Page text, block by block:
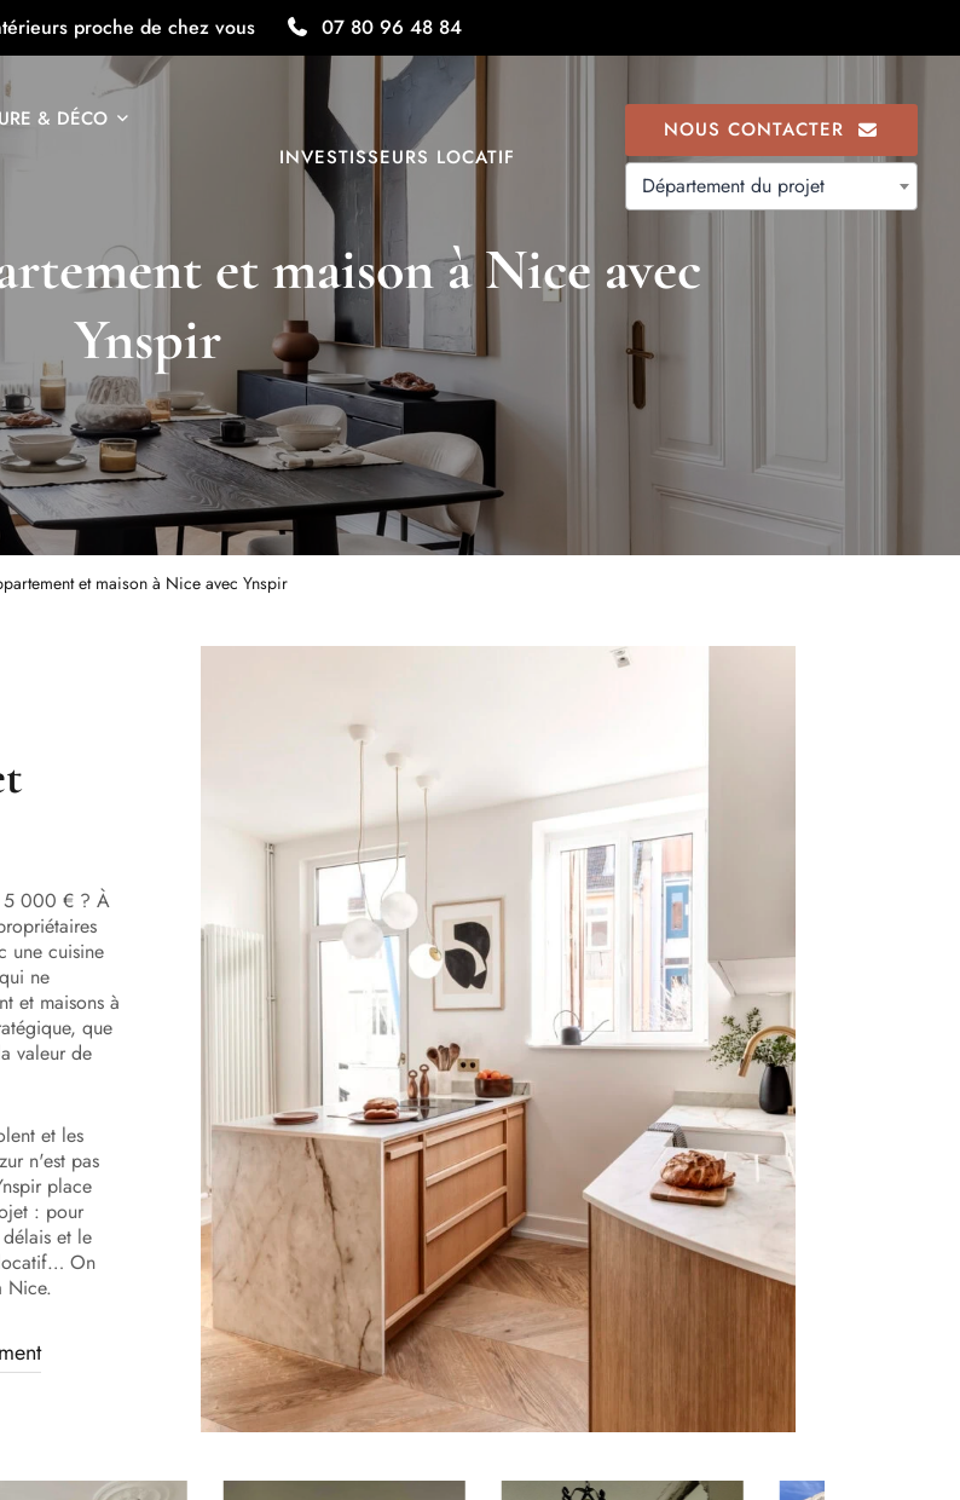
proche de chez vous 07 80 96 48 84
& DÉCO
INVESTISSEURS LOCATIF
NOUS CONTACTER
Département du projet
et maison à Nice avec
Ynspir
et maison à Nice avec Ynspir
5 000 € ? À
une cuisine
ne
et maisons à
que
valeur de
et les
n'est pas
place
: pour
et le
locatif… On
Nice.